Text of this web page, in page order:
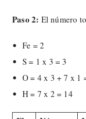
Paso 2: El número
Fe = 2
S = 1 x 3 = 3
O = 4 x 3 + 7 x 1
H = 7 x 2 = 14